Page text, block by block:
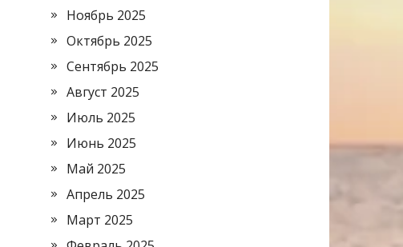
Ноябрь 2025
Октябрь 2025
Сентябрь 2025
Август 2025
Июль 2025
Июнь 2025
Май 2025
Апрель 2025
Март 2025